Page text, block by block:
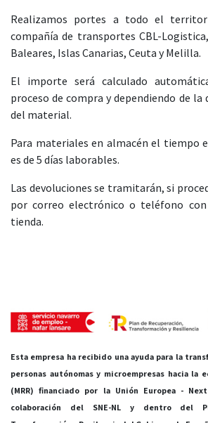
Realizamos portes a todo el
compañía de transportes CBL-
Baleares, Islas Canarias, Ceuta y Melilla.
El importe será calculado
proceso de compra y dependiendo de la
del material.
Para materiales en almacén el tiempo
es de 5 días laborables.
Las devoluciones se tramitarán, si
por correo electrónico o teléfono
tienda.
Esta empresa ha recibido una ayuda para la
personas autónomas y microempresas hacia la
(MRR) financiado por la Unión Europea -
colaboración del SNE-NL y dentro del